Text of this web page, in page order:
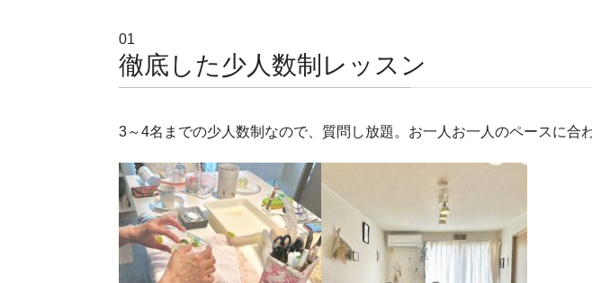
01
徹底した少人数制レッスン
3～4名までの少人数制なので、質問し放題。お一人お一人のペースに合